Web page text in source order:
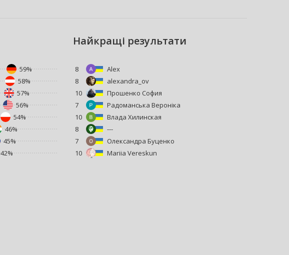
59%
58%
57%
56%
54%
46%
45%
42%
Hайкращі результати
8
Alex
8
alexandra_ov
10
Прошенко София
7
Радоманська Вероніка
10
Влада Хилинская
8
---
7
Олександра Буценко
10
Mariia Vereskun